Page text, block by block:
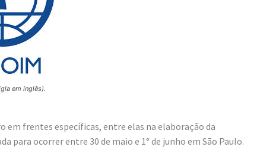
em inglês).
em frentes específicas, entre elas na elaboração da
para ocorrer entre 30 de maio e 1° de junho em São Paulo.